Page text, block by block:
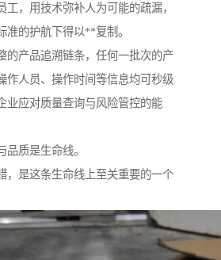
工，用技术弥补人为可能的疏漏，
准的护航下得以**复制。
的产品追溯链条，任何一批次的产
作人员、操作时间等信息均可秒级
业应对质量查询与风险管控的能
质是生命线。
，是这条生命线上至关重要的一个